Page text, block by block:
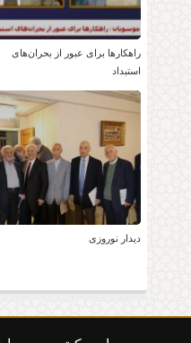
راهکارها برای عبور از بحران‌های
استبداد
دیدار نوروزی